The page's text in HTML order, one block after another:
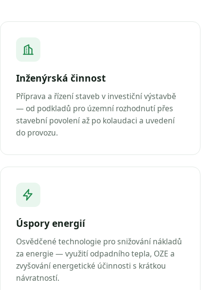
Inženýrská činnost
Příprava a řízení staveb v investiční výstavbě
— od podkladů pro územní rozhodnutí přes
stavební povolení až po kolaudaci a uvedení
do provozu.
Úspory energií
Osvědčené technologie pro snižování nákladů
za energie — využití odpadního tepla, OZE a
zvyšování energetické účinnosti s krátkou
návratností.